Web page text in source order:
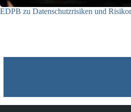
EDPB zu Datenschutzrisiken und